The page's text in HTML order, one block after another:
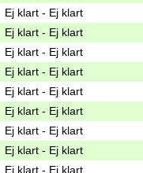
Ej klart - Ej klart
Ej klart - Ej klart
Ej klart - Ej klart
Ej klart - Ej klart
Ej klart - Ej klart
Ej klart - Ej klart
Ej klart - Ej klart
Ej klart - Ej klart
Ej klart - Ej klart